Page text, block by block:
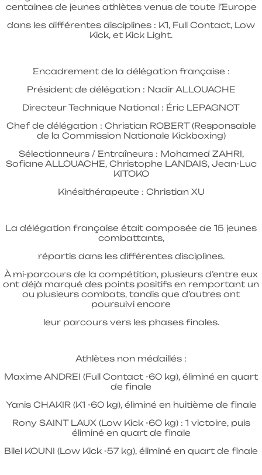
centaines de jeunes athlètes venus de toute l’Europe
dans les différentes disciplines : K1, Full Contact, Low
Kick, et Kick Light.
Encadrement de la délégation française :
Président de délégation : Nadir ALLOUACHE
Directeur Technique National : Éric LEPAGNOT
Chef de délégation : Christian ROBERT (Responsable
de la Commission Nationale Kickboxing)
Sélectionneurs / Entraîneurs : Mohamed ZAHRI,
Sofiane ALLOUACHE, Christophe LANDAIS, Jean-Luc
KITOKO
Kinésithérapeute : Christian XU
La délégation française était composée de 15 jeunes
combattants,
répartis dans les différentes disciplines.
À mi-parcours de la compétition, plusieurs d’entre eux
ont déjà marqué des points positifs en remportant un
ou plusieurs combats, tandis que d’autres ont
poursuivi encore
leur parcours vers les phases finales.
Athlètes non médaillés :
Maxime ANDREI (Full Contact -60 kg), éliminé en quart
de finale
Yanis CHAKIR (K1 -60 kg), éliminé en huitième de finale
Rony SAINT LAUX (Low Kick -60 kg) : 1 victoire, puis
éliminé en quart de finale
Bilel KOUNI (Low Kick -57 kg), éliminé en quart de finale